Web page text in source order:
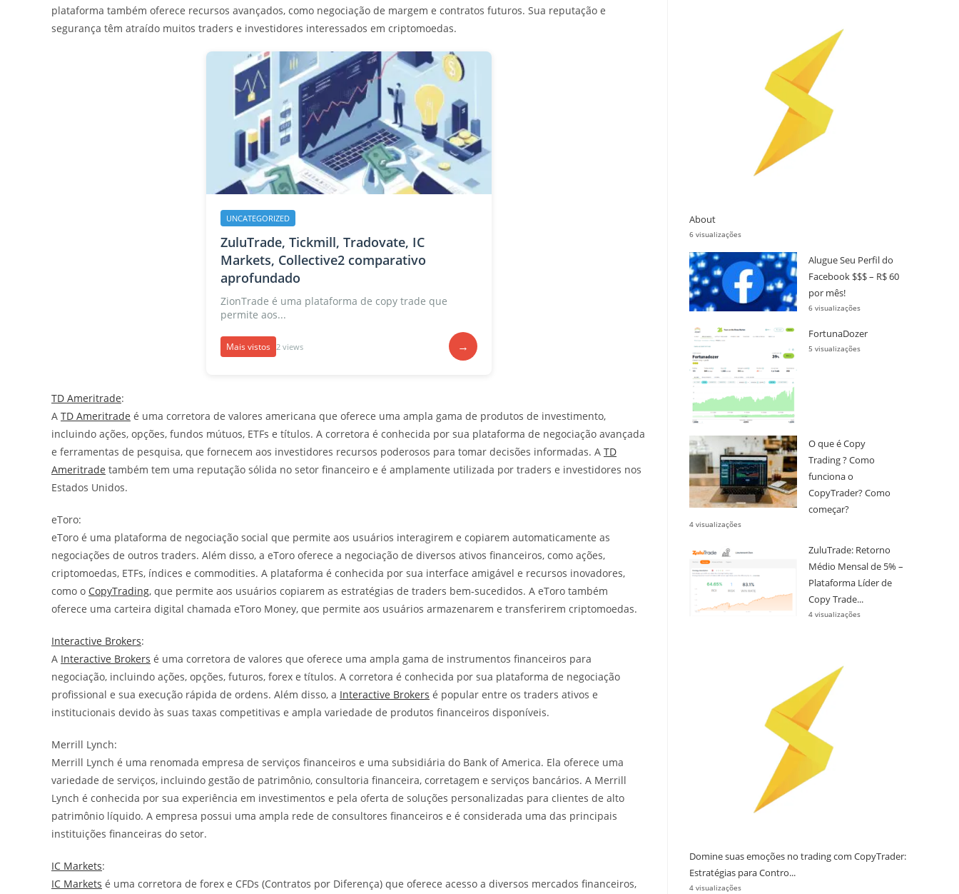
plataforma também oferece recursos avançados, como negociação de margem e contratos futuros. Sua reputação e
segurança têm atraído muitos traders e investidores interessados em criptomoedas.
UNCATEGORIZED
ZuluTrade, Tickmill, Tradovate, IC
Markets, Collective2 comparativo
aprofundado
ZionTrade é uma plataforma de copy trade que
permite aos...
Mais vistos 2 views →
TD Ameritrade:
A TD Ameritrade é uma corretora de valores americana que oferece uma ampla gama de produtos de investimento,
incluindo ações, opções, fundos mútuos, ETFs e títulos. A corretora é conhecida por sua plataforma de negociação avançada
e ferramentas de pesquisa, que fornecem aos investidores recursos poderosos para tomar decisões informadas. A TD
Ameritrade também tem uma reputação sólida no setor financeiro e é amplamente utilizada por traders e investidores nos
Estados Unidos.
eToro:
eToro é uma plataforma de negociação social que permite aos usuários interagirem e copiarem automaticamente as
negociações de outros traders. Além disso, a eToro oferece a negociação de diversos ativos financeiros, como ações,
criptomoedas, ETFs, índices e commodities. A plataforma é conhecida por sua interface amigável e recursos inovadores,
como o CopyTrading, que permite aos usuários copiarem as estratégias de traders bem-sucedidos. A eToro também
oferece uma carteira digital chamada eToro Money, que permite aos usuários armazenarem e transferirem criptomoedas.
Interactive Brokers:
A Interactive Brokers é uma corretora de valores que oferece uma ampla gama de instrumentos financeiros para
negociação, incluindo ações, opções, futuros, forex e títulos. A corretora é conhecida por sua plataforma de negociação
profissional e sua execução rápida de ordens. Além disso, a Interactive Brokers é popular entre os traders ativos e
institucionais devido às suas taxas competitivas e ampla variedade de produtos financeiros disponíveis.
Merrill Lynch:
Merrill Lynch é uma renomada empresa de serviços financeiros e uma subsidiária do Bank of America. Ela oferece uma
variedade de serviços, incluindo gestão de patrimônio, consultoria financeira, corretagem e serviços bancários. A Merrill
Lynch é conhecida por sua experiência em investimentos e pela oferta de soluções personalizadas para clientes de alto
patrimônio líquido. A empresa possui uma ampla rede de consultores financeiros e é considerada uma das principais
instituições financeiras do setor.
IC Markets:
IC Markets é uma corretora de forex e CFDs (Contratos por Diferença) que oferece acesso a diversos mercados financeiros,
About
6 visualizações
Alugue Seu Perfil do
Facebook $$$ – R$ 60
por mês!
6 visualizações
FortunaDozer
5 visualizações
O que é Copy
Trading ? Como
funciona o
CopyTrader? Como
começar?
4 visualizações
ZuluTrade: Retorno
Médio Mensal de 5% –
Plataforma Líder de
Copy Trade...
4 visualizações
Domine suas emoções no trading com CopyTrader:
Estratégias para Contro...
4 visualizações